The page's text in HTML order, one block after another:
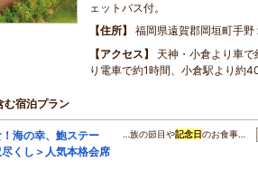
ェットバス付。
住所
福岡県遠賀郡岡垣町手野
アクセス
天神・小倉より車
り電車で約1時間、小倉駅より約
む宿泊プラン
！海の幸、鮑ステー
くし＞人気本格会席
…族の節目や記念日のお食事…